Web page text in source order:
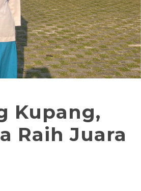
Kupang,
Raih Juara